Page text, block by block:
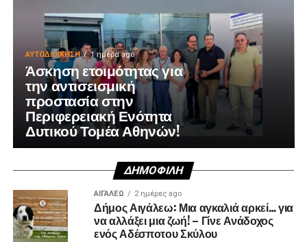
ΑΥΤΟΔΙΟΊΚΗΣΗ 1 ημέρα ago
Άσκηση ετοιμότητας για
την αντισεισμική
προστασία στην
Περιφερειακή Ενότητα
Δυτικού Τομέα Αθηνών!
ΔΗΜΟΦΙΛΉ
ΑΙΓΑΛΕΩ 2 ημέρες ago
Δήμος Αιγάλεω: Μια αγκαλιά αρκεί… για
να αλλάξει μια ζωή! – Γίνε Ανάδοχος
ενός Αδέσποτου Σκύλου